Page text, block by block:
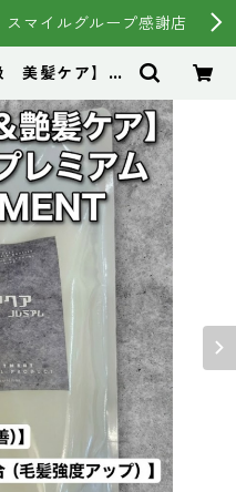
マイルグループ感謝店
美髪ケア】＃
マイルグルー
ヘア HSC強
ア